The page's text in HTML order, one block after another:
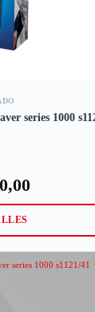
series 1000
series 1000 s1121/41